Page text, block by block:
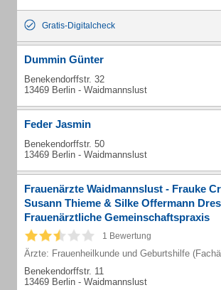
Gratis-Digitalcheck
Dummin Günter
Benekendorffstr. 32
13469 Berlin - Waidmannslust
Feder Jasmin
Benekendorffstr. 50
13469 Berlin - Waidmannslust
Frauenärzte Waidmannslust - Frauke
Susann Thieme & Silke Offermann
Frauenärztliche Gemeinschaftspraxis
1 Bewertung
Ärzte: Frauenheilkunde und Geburtshilfe
Benekendorffstr. 11
13469 Berlin - Waidmannslust